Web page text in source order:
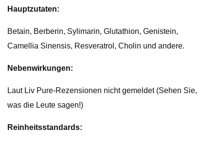
Hauptzutaten:
Betain, Berberin, Sylimarin, Glutathion, Genistein,
Camellia Sinensis, Resveratrol, Cholin und andere.
Nebenwirkungen:
Laut Liv Pure-Rezensionen nicht gemeldet (Sehen Sie,
was die Leute sagen!)
Reinheitsstandards: